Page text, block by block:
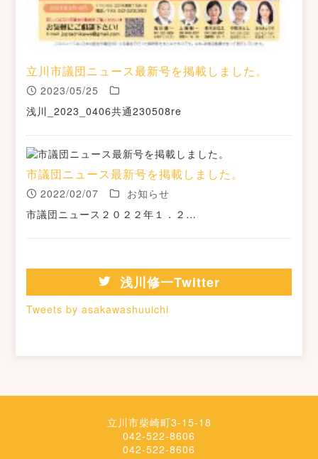
立川市議団ニュース最新号を掲載しました。
2023/05/25
浅川_2023_0406共通230508re
市議団ニュース最新号を掲載しました。
2022/02/07
お知らせ
市議団ニュース２０２２年１．２…
浅川修一Twitter
Tweets by asakawashuuichi
立川市柴崎町3-15-18
042-522-8606
042-522-8606